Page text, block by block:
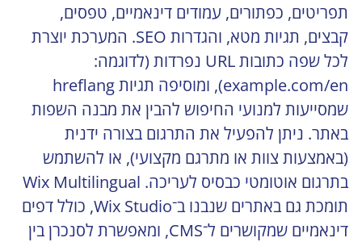
תפריטים, כפתורים, עמודים דינאמיים, טפסים,
קבצים, תגיות מטא, והגדרות SEO. המערכת יוצרת
לכל שפה כתובות URL נפרדות (לדוגמה:
example.com/en
שמסייעות למנועי החיפוש להבין את מבנה השפות
באתר. ניתן להפעיל את התרגום בצורה ידנית
(באמצעות צוות או מתרגם מקצועי), או להשתמש
בתרגום אוטומטי כבסיס לעריכה. Wix Multilingual
תומכת גם באתרים שנבנו ב־Wix Studio, כולל דפים
דינאמיים שמקושרים ל־CMS, ומאפשרת לסנכרן בין